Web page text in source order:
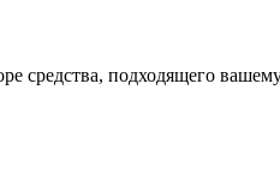
средства, подходящего